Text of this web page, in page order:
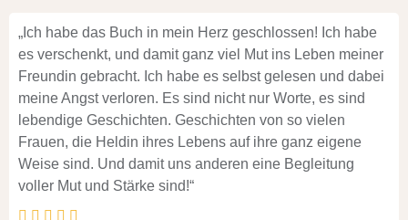
„Ich habe das Buch in mein Herz geschlossen! Ich habe
es verschenkt, und damit ganz viel Mut ins Leben meiner
Freundin gebracht. Ich habe es selbst gelesen und dabei
meine Angst verloren. Es sind nicht nur Worte, es sind
lebendige Geschichten. Geschichten von so vielen
Frauen, die Heldin ihres Lebens auf ihre ganz eigene
Weise sind. Und damit uns anderen eine Begleitung
voller Mut und Stärke sind!“